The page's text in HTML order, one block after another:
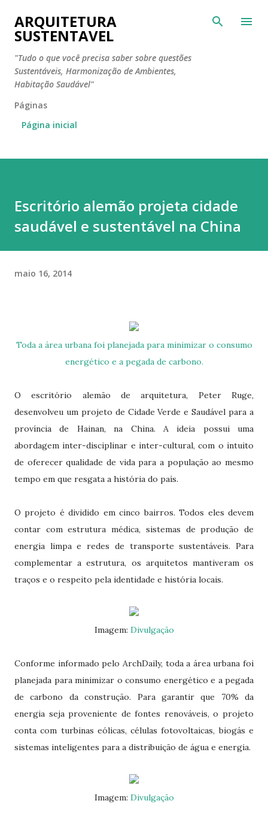
Pular para o conteúdo principal
ARQUITETURA
SUSTENTAVEL
"Tudo o que você precisa saber sobre questões
Sustentáveis, Harmonização de Ambientes,
Habitação Saudável"
Páginas
Página inicial
Escritório alemão projeta cidade
saudável e sustentável na China
maio 16, 2014
Toda a área urbana foi planejada para minimizar o consumo
energético e a pegada de carbono.
O escritório alemão de arquitetura, Peter Ruge,
desenvolveu um projeto de Cidade Verde e Saudável para a
província de Hainan, na China. A ideia possui uma
abordagem inter-disciplinar e inter-cultural, com o intuito
de oferecer qualidade de vida para a população ao mesmo
tempo em que resgata a história do país.
O projeto é dividido em cinco bairros. Todos eles devem
contar com estrutura médica, sistemas de produção de
energia limpa e redes de transporte sustentáveis. Para
complementar a estrutura, os arquitetos mantiveram os
traços e o respeito pela identidade e história locais.
Imagem: Divulgação
Conforme informado pelo ArchDaily, toda a área urbana foi
planejada para minimizar o consumo energético e a pegada
de carbono da construção. Para garantir que 70% da
energia seja proveniente de fontes renováveis, o projeto
conta com turbinas eólicas, células fotovoltaicas, biogás e
sistemas inteligentes para a distribuição de água e energia.
Imagem: Divulgação